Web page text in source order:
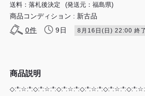
送料：落札後決定 (発送元：福島県)
商品コンディション : 新古品
0件 9日 8月16日(日) 22:00 終
商品説明